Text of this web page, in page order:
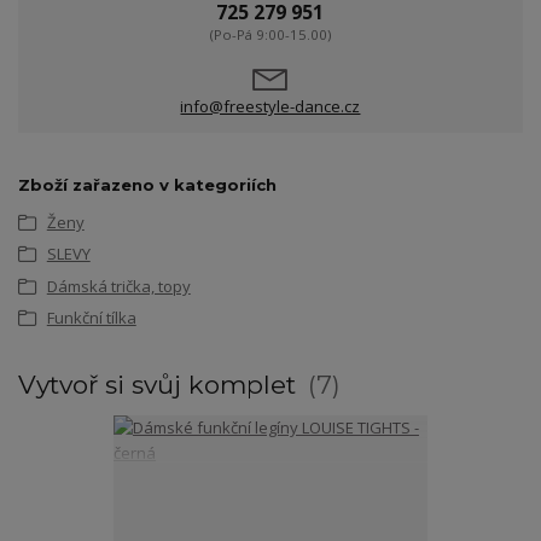
725 279 951
(Po-Pá 9:00-15.00)
info@freestyle-dance.cz
Zboží zařazeno v kategoriích
Ženy
SLEVY
Dámská trička, topy
Funkční tílka
Vytvoř si svůj komplet 7